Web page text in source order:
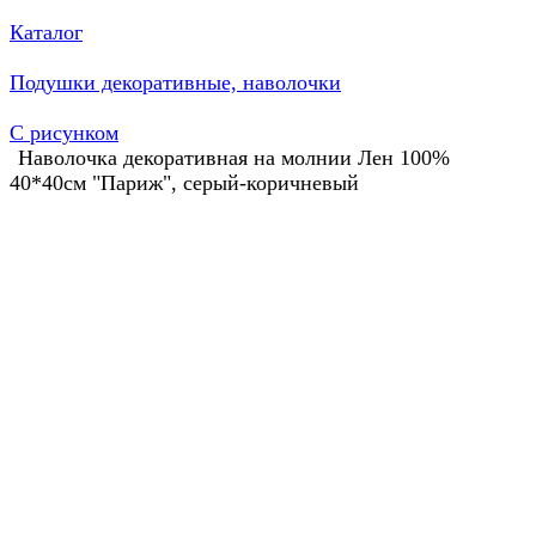
Каталог
Подушки декоративные, наволочки
С рисунком
Наволочка декоративная на молнии Лен 100%
40*40см "Париж", серый-коричневый